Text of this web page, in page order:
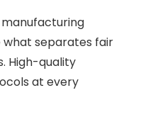
separates fair
High-quality
at every